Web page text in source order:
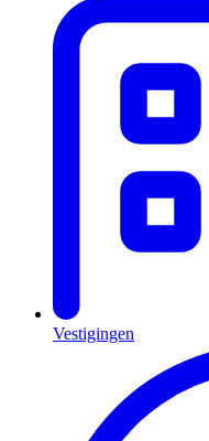
Vestigingen